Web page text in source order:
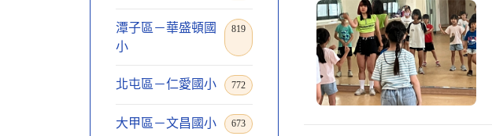
潭子區－華盛頓國
小
819
北屯區－仁愛國小 772
大甲區－文昌國小 673